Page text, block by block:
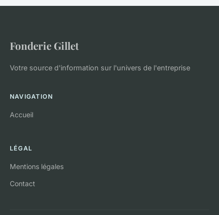
Fonderie Gillet
Votre source d'information sur l'univers de l'entreprise
NAVIGATION
Accueil
LÉGAL
Mentions légales
Contact